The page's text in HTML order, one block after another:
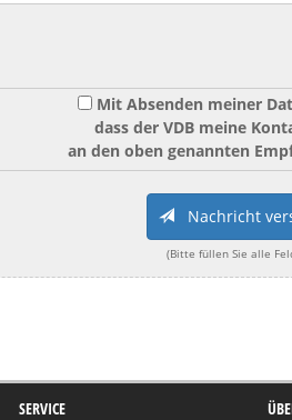
Mit Absenden meiner
dass der VDB meine
an den oben genannten
Nachricht
(Bitte füllen Sie alle
SERVICE